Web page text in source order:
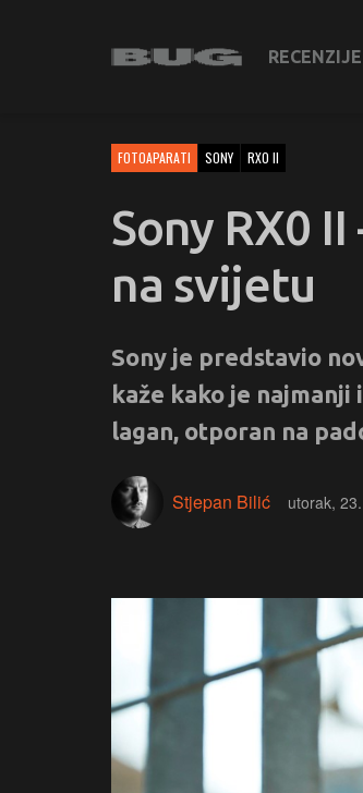
RECENZIJE
FOTOAPARATI SONY RX0 II
Sony RX0
na svijetu
Sony je predstavio
kaže kako je
lagan, otporan na
Stjepan Bilić utorak,